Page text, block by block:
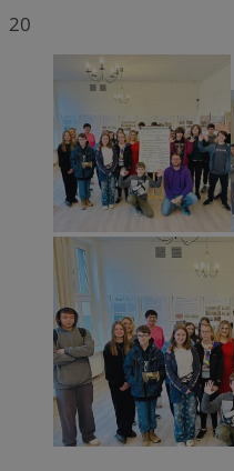
20